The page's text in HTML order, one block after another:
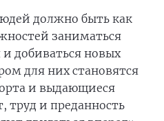
должно быть как
заниматься
добиваться новых
для них становятся
и выдающиеся
труд и преданность